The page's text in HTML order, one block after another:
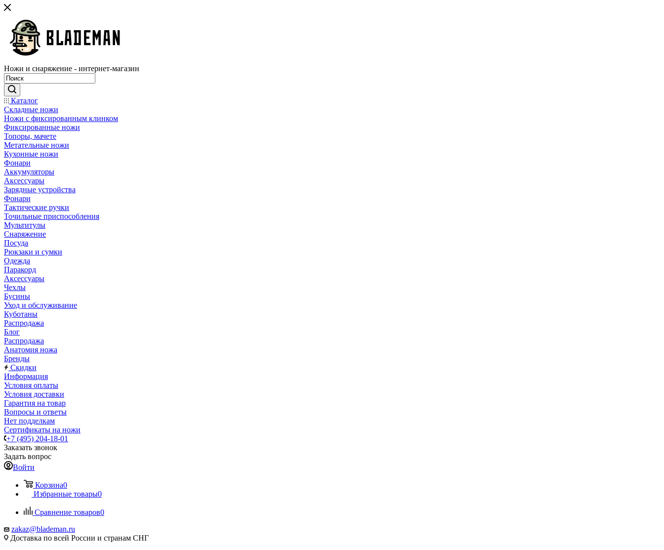
Ножи и снаряжение - интернет-магазин
Каталог
Складные ножи
Ножи с фиксированным клинком
Фиксированные ножи
Топоры, мачете
Метательные ножи
Кухонные ножи
Фонари
Аккумуляторы
Аксессуары
Зарядные устройства
Фонари
Тактические ручки
Точильные приспособления
Мультитулы
Снаряжение
Посуда
Рюкзаки и сумки
Одежда
Паракорд
Аксессуары
Чехлы
Бусины
Уход и обслуживание
Куботаны
Распродажа
Блог
Распродажа
Анатомия ножа
Бренды
Скидки
Информация
Условия оплаты
Условия доставки
Гарантия на товар
Вопросы и ответы
Нет подделкам
Сертификаты на ножи
+7 (495) 204-18-01
Заказать звонок
Задать вопрос
Войти
Корзина0
Избранные товары0
Сравнение товаров0
zakaz@blademan.ru
Доставка по всей России и странам СНГ